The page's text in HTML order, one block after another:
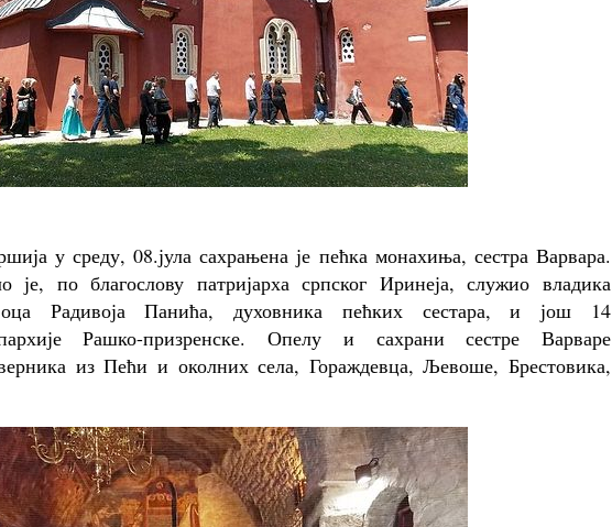
у среду, 08.јула сахрањена је пећка монахиња, сестра Варвара.
по благослову патријарха српског Иринеја, служио владика
Радивоја Панића, духовника пећких сестара, и још 14
Рашко-призренске. Опелу и сахрани сестре Варваре
из Пећи и околних села, Гораждевца, Љевоше, Брестовика,